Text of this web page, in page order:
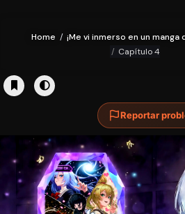
Home
¡Me vi inmerso en un
Capítulo 4
Reportar